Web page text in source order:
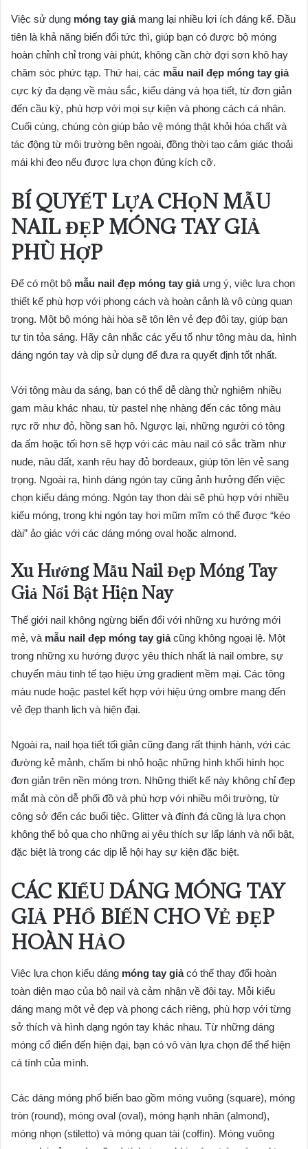
Việc sử dụng móng tay giảmang lại nhiều lợi ích đáng kể. Đầu
tiên là khả năng biến đổi tức thì, giúp bạn có được bộ móng
hoàn chỉnh chỉ trong vài phút, không cần chờ đợi sơn khô hay
chăm sóc phức tạp. Thứ hai, các mẫu nail đẹp móng tay giả
cực kỳ đa dạng về màu sắc, kiểu dáng và họa tiết, từ đơn giản
đến cầu kỳ, phù hợp với mọi sự kiện và phong cách cá nhân.
Cuối cùng, chúng còn giúp bảo vệ móng thật khỏi hóa chất và
tác động từ môi trường bên ngoài, đồng thời tạo cảm giác thoải
mái khi đeo nếu được lựa chọn đúng kích cỡ.
BÍ QUYẾT LỰA CHỌN MẪU
NAIL ĐẸP MÓNG TAY GIẢ
PHÙ HỢP
Để có một bộ mẫu nail đẹp móng tay giảưng ý, việc lựa chọn
thiết kế phù hợp với phong cách và hoàn cảnh là vô cùng quan
trọng. Một bộ móng hài hòa sẽ tôn lên vẻ đẹp đôi tay, giúp bạn
tự tin tỏa sáng. Hãy cân nhắc các yếu tố như tông màu da, hình
dáng ngón tay và dịp sử dụng để đưa ra quyết định tốt nhất.
Với tông màu da sáng, bạn có thể dễ dàng thử nghiệm nhiều
gam màu khác nhau, từ pastel nhẹ nhàng đến các tông màu
rực rỡ như đỏ, hồng san hô. Ngược lại, những người có tông
da ấm hoặc tối hơn sẽ hợp với các màu nail có sắc trầm như
nude, nâu đất, xanh rêu hay đỏ bordeaux, giúp tôn lên vẻ sang
trọng. Ngoài ra, hình dáng ngón tay cũng ảnh hưởng đến việc
chọn kiểu dáng móng. Ngón tay thon dài sẽ phù hợp với nhiều
kiểu móng, trong khi ngón tay hơi mũm mĩm có thể được “kéo
dài” ảo giác với các dáng móng oval hoặc almond.
Xu Hướng Mẫu Nail Đẹp Móng Tay
Giả Nổi Bật Hiện Nay
Thế giới nail không ngừng biến đổi với những xu hướng mới
mẻ, và mẫu nail đẹp móng tay giảcũng không ngoại lệ. Một
trong những xu hướng được yêu thích nhất là nail ombre, sự
chuyển màu tinh tế tạo hiệu ứng gradient mềm mại. Các tông
màu nude hoặc pastel kết hợp với hiệu ứng ombre mang đến
vẻ đẹp thanh lịch và hiện đại.
Ngoài ra, nail họa tiết tối giản cũng đang rất thịnh hành, với các
đường kẻ mảnh, chấm bi nhỏ hoặc những hình khối hình học
đơn giản trên nền móng trơn. Những thiết kế này không chỉ đẹp
mắt mà còn dễ phối đồ và phù hợp với nhiều môi trường, từ
công sở đến các buổi tiệc. Glitter và đính đá cũng là lựa chọn
không thể bỏ qua cho những ai yêu thích sự lấp lánh và nổi bật,
đặc biệt là trong các dịp lễ hội hay sự kiện đặc biệt.
CÁC KIỂU DÁNG MÓNG TAY
GIẢ PHỔ BIẾN CHO VẺ ĐẸP
HOÀN HẢO
Việc lựa chọn kiểu dáng móng tay giảcó thể thay đổi hoàn
toàn diện mạo của bộ nail và cảm nhận về đôi tay. Mỗi kiểu
dáng mang một vẻ đẹp và phong cách riêng, phù hợp với từng
sở thích và hình dạng ngón tay khác nhau. Từ những dáng
móng cổ điển đến hiện đại, bạn có vô vàn lựa chọn để thể hiện
cá tính của mình.
Các dáng móng phổ biến bao gồm móng vuông (square), móng
tròn (round), móng oval (oval), móng hạnh nhân (almond),
móng nhọn (stiletto) và móng quan tài (coffin). Móng vuông